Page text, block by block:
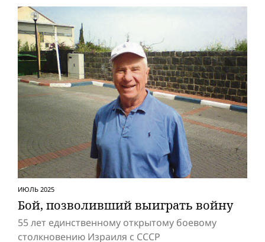
ИЮЛЬ 2025
Бой, позволивший выиграть вой­ну
55 лет единственному открытому боевому
столкновению Израиля с СССР